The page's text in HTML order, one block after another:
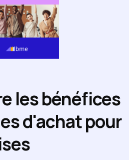
les bénéfices
d'achat pour